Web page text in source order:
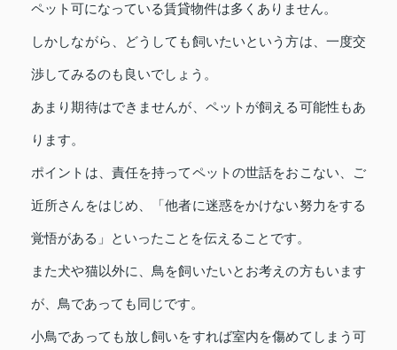
ペット可になっている賃貸物件は多くありません。
しかしながら、どうしても飼いたいという方は、一度交
渉してみるのも良いでしょう。
あまり期待はできませんが、ペットが飼える可能性もあ
ります。
ポイントは、責任を持ってペットの世話をおこない、ご
近所さんをはじめ、「他者に迷惑をかけない努力をする
覚悟がある」といったことを伝えることです。
また犬や猫以外に、鳥を飼いたいとお考えの方もいます
が、鳥であっても同じです。
小鳥であっても放し飼いをすれば室内を傷めてしまう可